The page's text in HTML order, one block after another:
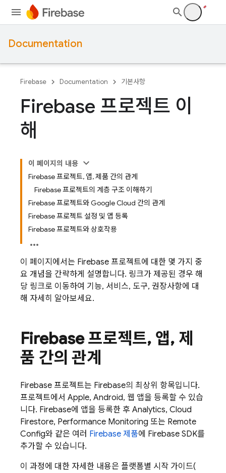
Documentation
Firebase Documentation 기본사항
Firebase 프로젝트 이
해
이 페이지의 내용
Firebase 프로젝트, 앱, 제품 간의 관계
Firebase 프로젝트의 계층 구조 이해하기
Firebase 프로젝트와 Google Cloud 간의 관계
Firebase 프로젝트 설정 및 앱 등록
Firebase 프로젝트와 상호작용
이 페이지에서는 Firebase 프로젝트에 대한 몇 가지 중
요 개념을 간략하게 설명합니다. 링크가 제공된 경우 해
당 링크로 이동하여 기능, 서비스, 도구, 권장사항에 대
해 자세히 알아보세요.
Firebase 프로젝트, 앱, 제
품 간의 관계
Firebase 프로젝트는 Firebase의 최상위 항목입니다.
프로젝트에서 Apple, Android, 웹 앱을 등록할 수 있습
니다. Firebase에 앱을 등록한 후 Analytics, Cloud
Firestore, Performance Monitoring 또는 Remote
Config와 같은 여러 Firebase 제품에 Firebase SDK를
추가할 수 있습니다.
이 과정에 대한 자세한 내용은 플랫폼별 시작 가이드(